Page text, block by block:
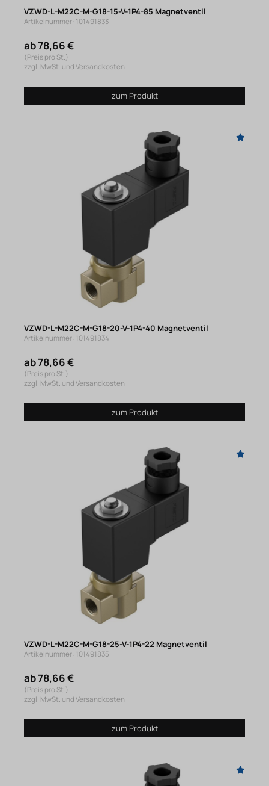
VZWD-L-M22C-M-G18-15-V-1P4-85 Magnetventil
Artikelnummer: 101491833
ab 78,66 €
(Preis pro St.)
zzgl. MwSt. und Versandkosten
zum Produkt
VZWD-L-M22C-M-G18-20-V-1P4-40 Magnetventil
Artikelnummer: 101491834
ab 78,66 €
(Preis pro St.)
zzgl. MwSt. und Versandkosten
zum Produkt
VZWD-L-M22C-M-G18-25-V-1P4-22 Magnetventil
Artikelnummer: 101491835
ab 78,66 €
(Preis pro St.)
zzgl. MwSt. und Versandkosten
zum Produkt